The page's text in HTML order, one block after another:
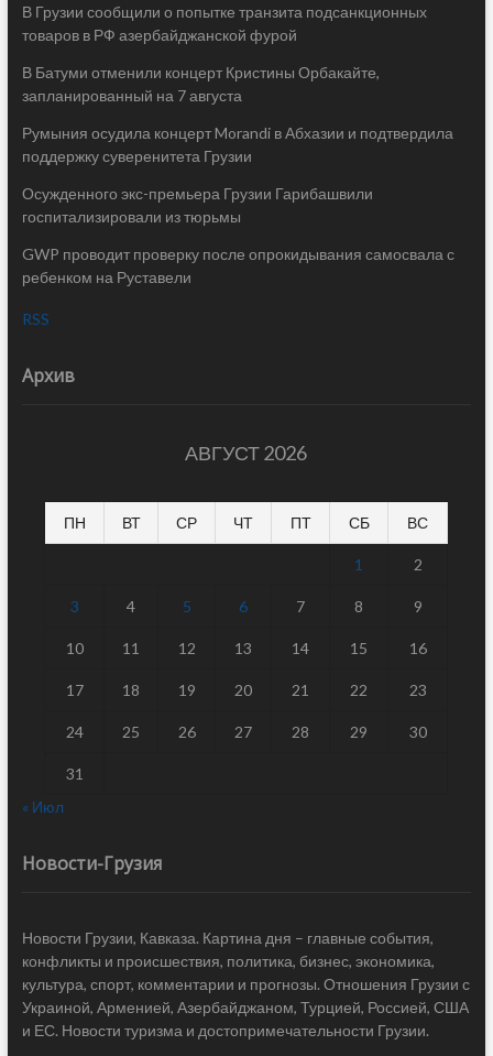
В Грузии сообщили о попытке транзита подсанкционных
товаров в РФ азербайджанской фурой
В Батуми отменили концерт Кристины Орбакайте,
запланированный на 7 августа
Румыния осудила концерт Morandi в Абхазии и подтвердила
поддержку суверенитета Грузии
Осужденного экс-премьера Грузии Гарибашвили
госпитализировали из тюрьмы
GWP проводит проверку после опрокидывания самосвала с
ребенком на Руставели
RSS
Архив
АВГУСТ 2026
ПН ВТ СР ЧТ ПТ СБ ВС
1 2
3 4 5 6 7 8 9
10 11 12 13 14 15 16
17 18 19 20 21 22 23
24 25 26 27 28 29 30
31
« Июл
Новости-Грузия
Новости Грузии, Кавказа. Картина дня – главные события,
конфликты и происшествия, политика, бизнес, экономика,
культура, спорт, комментарии и прогнозы. Отношения Грузии с
Украиной, Арменией, Азербайджаном, Турцией, Россией, США
и ЕС. Новости туризма и достопримечательности Грузии.